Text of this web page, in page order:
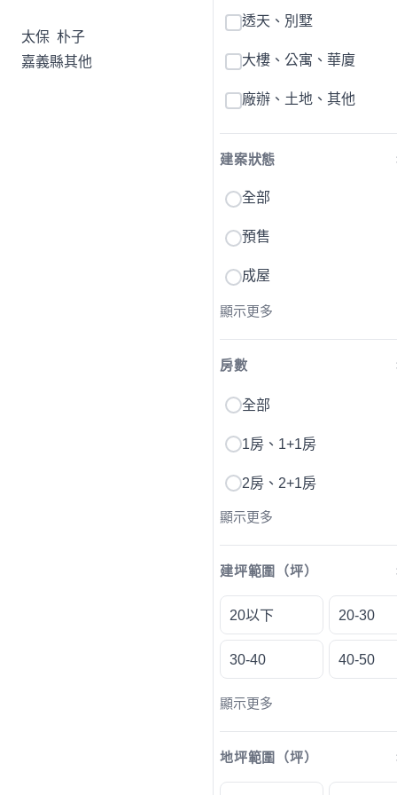
太保 朴子
嘉義縣其他
透天、別墅
大樓、公寓、華廈
廠辦、土地、其他
建案狀態
全部
預售
成屋
顯示更多
房數
全部
1房、1+1房
2房、2+1房
顯示更多
建坪範圍（坪）
20以下 20-30
30-40 40-50
顯示更多
地坪範圍（坪）